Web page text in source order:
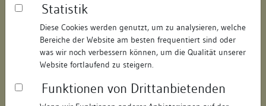
Statistik
Diese Cookies werden genutzt, um zu analysieren, welche
Bereiche der Website am besten frequentiert sind oder
was wir noch verbessern können, um die Qualität unserer
Website fortlaufend zu steigern.
Funktionen von Drittanbietenden
Objektdaten
Straße: Hauptstraße
Hausnummer: 70
Postleitzahl: 77852